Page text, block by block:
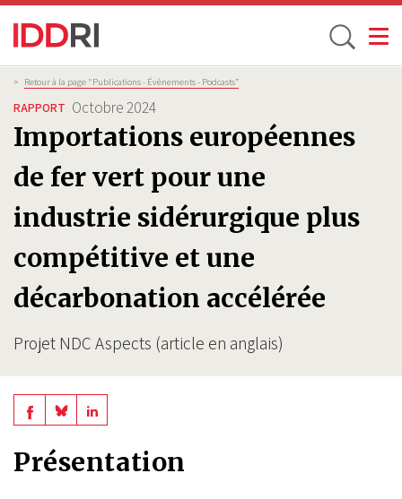
Aller
au
contenu
principal
Toggle
Fil
d'Ariane
> Retour à la page "Publications - Évènements - Podcasts”
RAPPORT Octobre 2024
Importations européennes
de fer vert pour une
industrie sidérurgique plus
compétitive et une
décarbonation accélérée
Projet NDC Aspects (article en anglais)
Share
on
Share
BlueSky
Share
Linkedin
Présentation